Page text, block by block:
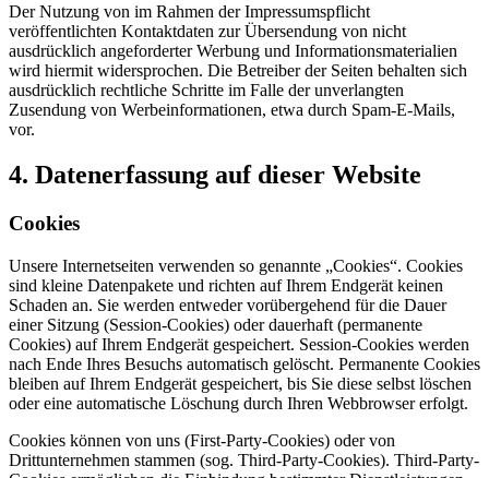
Der Nutzung von im Rahmen der Impressumspflicht
veröffentlichten Kontaktdaten zur Übersendung von nicht
ausdrücklich angeforderter Werbung und Informationsmaterialien
wird hiermit widersprochen. Die Betreiber der Seiten behalten sich
ausdrücklich rechtliche Schritte im Falle der unverlangten
Zusendung von Werbeinformationen, etwa durch Spam-E-Mails,
vor.
4. Datenerfassung auf dieser Website
Cookies
Unsere Internetseiten verwenden so genannte „Cookies“. Cookies
sind kleine Datenpakete und richten auf Ihrem Endgerät keinen
Schaden an. Sie werden entweder vorübergehend für die Dauer
einer Sitzung (Session-Cookies) oder dauerhaft (permanente
Cookies) auf Ihrem Endgerät gespeichert. Session-Cookies werden
nach Ende Ihres Besuchs automatisch gelöscht. Permanente Cookies
bleiben auf Ihrem Endgerät gespeichert, bis Sie diese selbst löschen
oder eine automatische Löschung durch Ihren Webbrowser erfolgt.
Cookies können von uns (First-Party-Cookies) oder von
Drittunternehmen stammen (sog. Third-Party-Cookies). Third-Party-